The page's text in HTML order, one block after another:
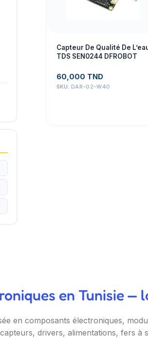
Capteur De Qualité De
TDS SEN0244 DFROBOT
60,000 TND
SKU: DAR-02-W40
en Tunisie —
en composants électroniques,
drivers, alimentations, fers